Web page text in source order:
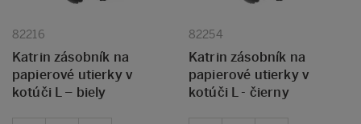
82216
Katrin zásobník na
papierové utierky v
kotúči L – biely
82254
Katrin zásobník na
papierové utierky v
kotúči L - čierny